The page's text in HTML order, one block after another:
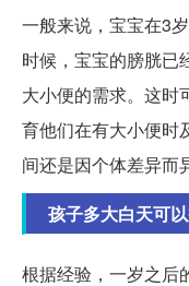
一般来说，宝宝在3
时候，宝宝的膀胱已
大小便的需求。这时
育他们在有大小便时
间还是因个体差异而
孩子多大白天可
根据经验，一岁之后